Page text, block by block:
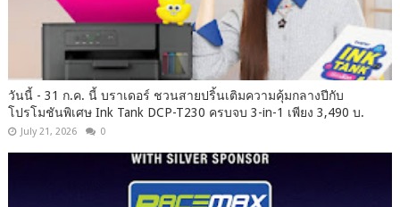
วันนี้ - 31 ก.ค. นี้ บราเดอร์ ชวนสายปริ้นเติมความคุ้มกลางปีกับ
โปรโมชันพิเศษ Ink Tank DCP-T230 ครบจบ 3-in-1 เพียง 3,490 บ.
July 21, 2026 0